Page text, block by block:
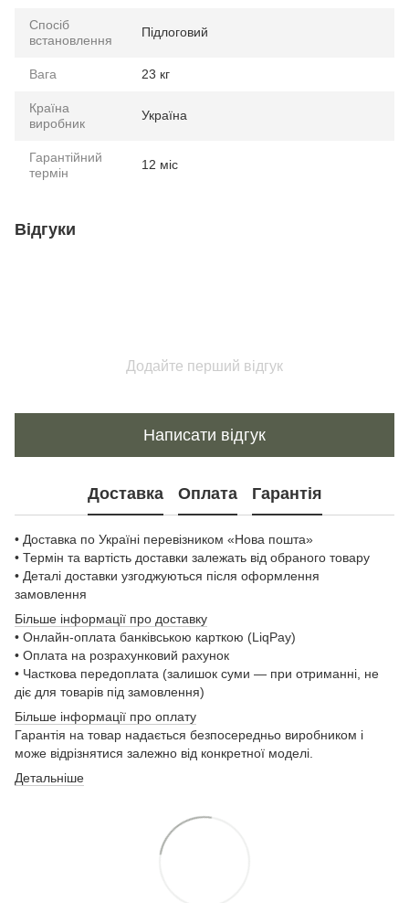
Спосіб
встановлення
Підлоговий
Вага 23 кг
Країна
виробник
Україна
Гарантійний
термін
12 міс
Відгуки
Додайте перший відгук
Написати відгук
Доставка Оплата Гарантія
• Доставка по Україні перевізником «Нова пошта»
• Термін та вартість доставки залежать від обраного товару
• Деталі доставки узгоджуються після оформлення
замовлення
Більше інформації про доставку
• Онлайн-оплата банківською карткою (LiqPay)
• Оплата на розрахунковий рахунок
• Часткова передоплата (залишок суми — при отриманні, не
діє для товарів під замовлення)
Більше інформації про оплату
Гарантія на товар надається безпосередньо виробником і
може відрізнятися залежно від конкретної моделі.
Детальніше